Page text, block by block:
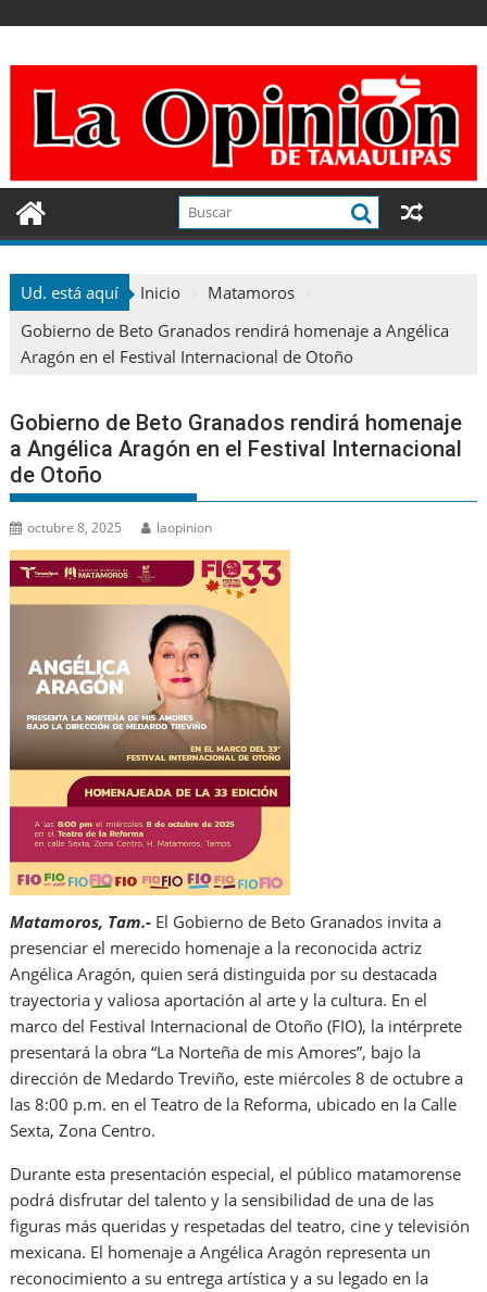
contenido
Ud. está aquí Inicio
Matamoros
Gobierno de Beto Granados rendirá homenaje a Angélica
Aragón en el Festival Internacional de Otoño
Gobierno de Beto Granados rendirá homenaje
a Angélica Aragón en el Festival Internacional
de Otoño
octubre 8, 2025 laopinion
Matamoros, Tam.- El Gobierno de Beto Granados invita a
presenciar el merecido homenaje a la reconocida actriz
Angélica Aragón, quien será distinguida por su destacada
trayectoria y valiosa aportación al arte y la cultura. En el
marco del Festival Internacional de Otoño (FIO), la intérprete
presentará la obra “La Norteña de mis Amores”, bajo la
dirección de Medardo Treviño, este miércoles 8 de octubre a
las 8:00 p.m. en el Teatro de la Reforma, ubicado en la Calle
Sexta, Zona Centro.
Durante esta presentación especial, el público matamorense
podrá disfrutar del talento y la sensibilidad de una de las
figuras más queridas y respetadas del teatro, cine y televisión
mexicana. El homenaje a Angélica Aragón representa un
reconocimiento a su entrega artística y a su legado en la